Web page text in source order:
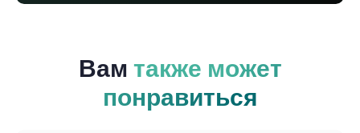
Вам также может
понравиться